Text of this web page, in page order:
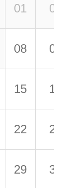
01 02
08 09
15 16
22 23
29 30